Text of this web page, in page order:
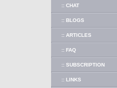
:: CHAT
:: BLOGS
:: ARTICLES
:: FAQ
:: SUBSCRIPTION
:: LINKS